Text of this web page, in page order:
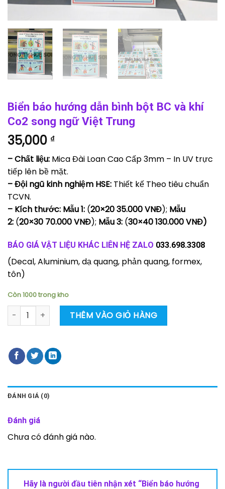
Biển báo hướng dẫn bình bột BC và khí
Co2 song ngữ Việt Trung
35,000 ₫
– Chất liệu: Mica Đài Loan Cao Cấp 3mm – In UV trực
tiếp lên bề mặt.
– Đội ngũ kinh nghiệm HSE: Thiết kế Theo tiêu chuẩn
TCVN.
– Kích thước: Mẫu 1: (20×20 35.000 VNĐ); Mẫu
2: (20×30 70.000 VNĐ); Mẫu 3: (30×40 130.000 VNĐ)
BÁO GIÁ VẬT LIỆU KHÁC LIÊN HỆ ZALO 033.698.3308
(Decal, Aluminium, dạ quang, phản quang, formex,
tôn)
Còn 1000 trong kho
Biển báo hướng dẫn bình bột BC và khí Co2 song ngữ Việt
THÊM VÀO GIỎ HÀNG
ĐÁNH GIÁ (0)
Đánh giá
Chưa có đánh giá nào.
Hãy là người đầu tiên nhận xét “Biển báo hướng